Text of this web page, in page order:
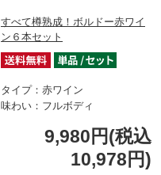
すべて樽熟成！ボルドー赤ワイ
ン６本セット
タイプ：赤ワイン
味わい：フルボディ
9,980円(税込
10,978円)